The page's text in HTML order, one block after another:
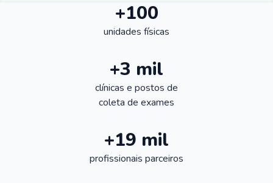
+100
unidades físicas
+3 mil
clínicas e postos de
coleta de exames
+19 mil
profissionais parceiros